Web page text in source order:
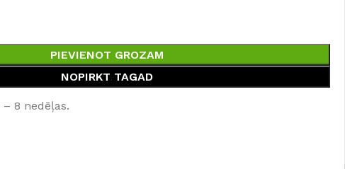
PIEVIENOT GROZAM
NOPIRKT TAGAD
8 nedēļas.